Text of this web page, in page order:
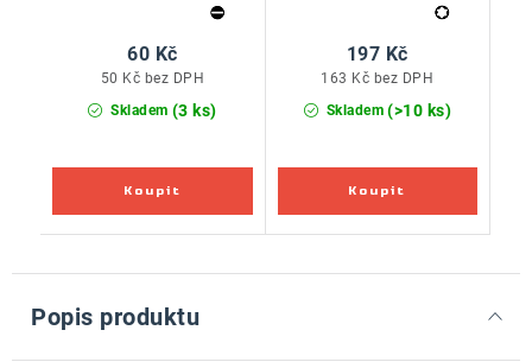
Skladem (3 ks)
50 Kč bez DPH
60 Kč
Skladem (>10 ks)
163 Kč bez DPH
197 Kč
Popis produktu